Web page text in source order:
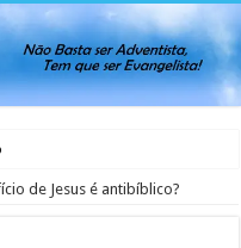
de Jesus é antibíblico?